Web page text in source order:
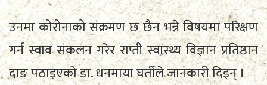
उनमा कोरोनाको संक्रमण छ छैन भन्ने विषयमा परिक्षण
गर्न स्वाव संकलन गरेर राप्ती स्वास्थ्य विज्ञान प्रतिष्ठान
दाङ पठाइएको डा. धनमाया घर्तीले जानकारी दिइन् ।